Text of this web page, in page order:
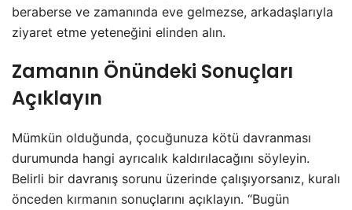
beraberse ve zamanında eve gelmezse, arkadaşlarıyla
ziyaret etme yeteneğini elinden alın.
Zamanın Önündeki Sonuçları
Açıklayın
Mümkün olduğunda, çocuğunuza kötü davranması
durumunda hangi ayrıcalık kaldırılacağını söyleyin.
Belirli bir davranış sorunu üzerinde çalışıyorsanız, kuralı
önceden kırmanın sonuçlarını açıklayın. “Bugün